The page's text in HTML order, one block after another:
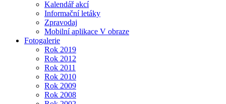
Kalendář akcí
Informační letáky
Zpravodaj
Mobilní aplikace V obraze
Fotogalerie
Rok 2019
Rok 2012
Rok 2011
Rok 2010
Rok 2009
Rok 2008